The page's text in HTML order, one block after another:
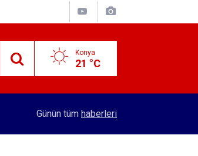
Konya
21 °C
Konyalı patron 70 bin TL maaşla personel
Günün tüm haberleri